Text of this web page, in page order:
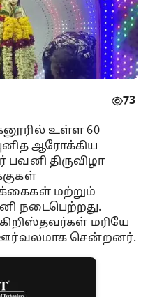
73
உள்ள 60
ஆரோக்கிய
திருவிழா
மற்றும்
நடைபெற்றது.
மரியே
சென்றனர்.